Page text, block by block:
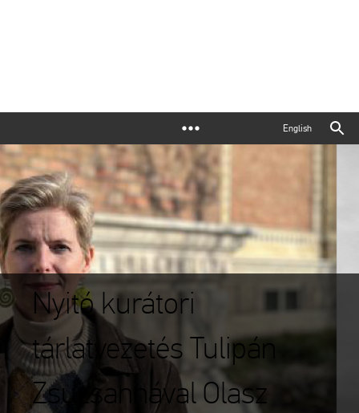
English
Nyitó kurátori
tárlatvezetés Tulipán
Zsuzsannával Olasz